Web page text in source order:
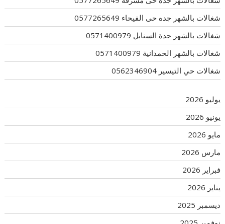
شغالات بالشهر جده حى الفيحاء 0577265649
شغالات بالشهر جدة السنابل 0571400979
شغالات بالشهر الحمدانية 0571400979
شغالات حي التيسير 0562346904
يوليو 2026
يونيو 2026
مايو 2026
مارس 2026
فبراير 2026
يناير 2026
ديسمبر 2025